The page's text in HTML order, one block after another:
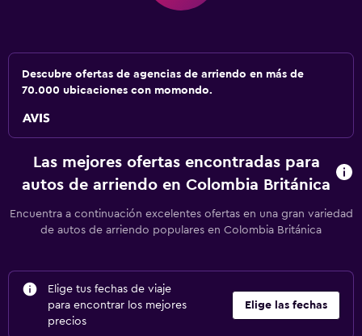
Descubre ofertas de agencias de arriendo en más de
70.000 ubicaciones con momondo.
Las mejores ofertas encontradas para
autos de arriendo en Colombia Británica
Encuentra a continuación excelentes ofertas en una gran variedad
de autos de arriendo populares en Colombia Británica
Elige tus fechas de viaje
para encontrar los mejores
precios
Elige las fechas